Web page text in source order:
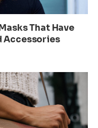
That Have
Accessories